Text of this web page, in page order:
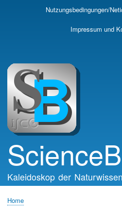
Skip
main
Nutzungsbedingungen/
Impressum und
Kaleidoskop der
Home